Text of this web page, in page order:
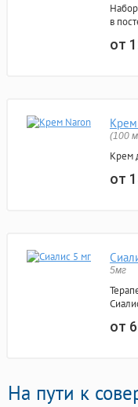
в
от
(100
Крем
от
5мг
от
На пути к